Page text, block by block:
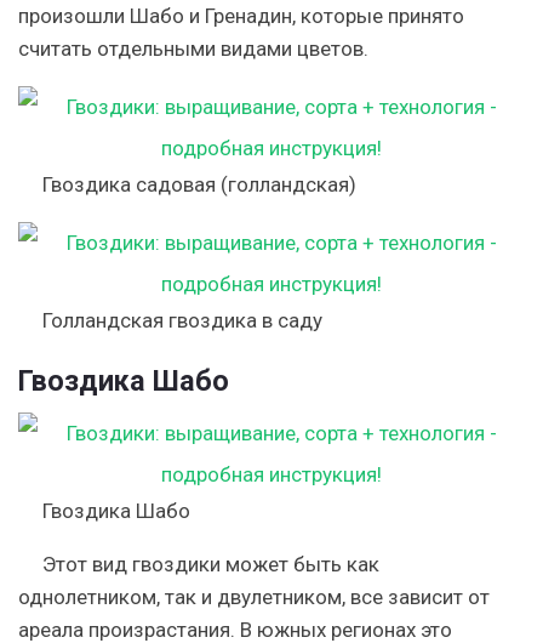
произошли Шабо и Гренадин, которые принято
считать отдельными видами цветов.
Гвоздика садовая (голландская)
Голландская гвоздика в саду
Гвоздика Шабо
Гвоздика Шабо
Этот вид гвоздики может быть как
однолетником, так и двулетником, все зависит от
ареала произрастания. В южных регионах это